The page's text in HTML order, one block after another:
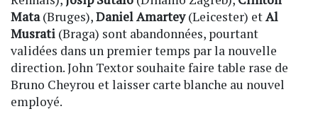
Mata(Bruges),Daniel Amartey(Leicester) etAl
Musrati (Braga) sont abandonnées, pourtant
validées dans un premier temps par la nouvelle
direction. John Textor souhaite faire table rase de
Bruno Cheyrou et laisser carte blanche au nouvel
employé.